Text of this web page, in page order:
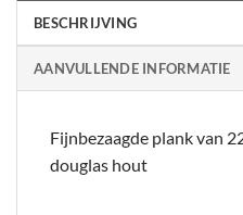
BESCHRIJVING
AANVULLENDE INFORMATIE
Fijnbezaagde plank van
douglas hout